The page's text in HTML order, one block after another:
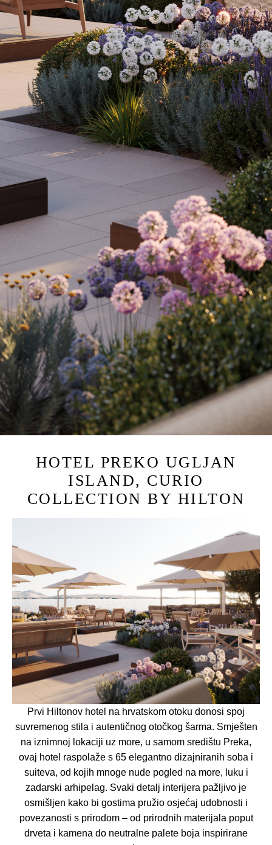
HOTEL PREKO UGLJAN
ISLAND, CURIO
COLLECTION BY HILTON
Prvi Hiltonov hotel na hrvatskom otoku donosi spoj
suvremenog stila i autentičnog otočkog šarma. Smješten
na iznimnoj lokaciji uz more, u samom središtu Preka,
ovaj hotel raspolaže s 65 elegantno dizajniranih soba i
suiteva, od kojih mnoge nude pogled na more, luku i
zadarski arhipelag. Svaki detalj interijera pažljivo je
osmišljen kako bi gostima pružio osjećaj udobnosti i
povezanosti s prirodom – od prirodnih materijala poput
drveta i kamena do neutralne palete boja inspirirane